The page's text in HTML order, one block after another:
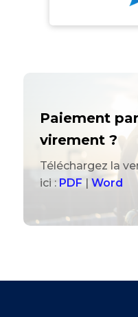
Paiement
virement ?
Téléchargez la
ici : PDF |Word